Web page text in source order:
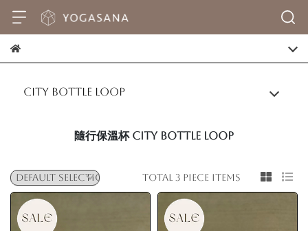
City Bottle Loop
隨行保溫杯 City Bottle Loop
Total 3 piece items